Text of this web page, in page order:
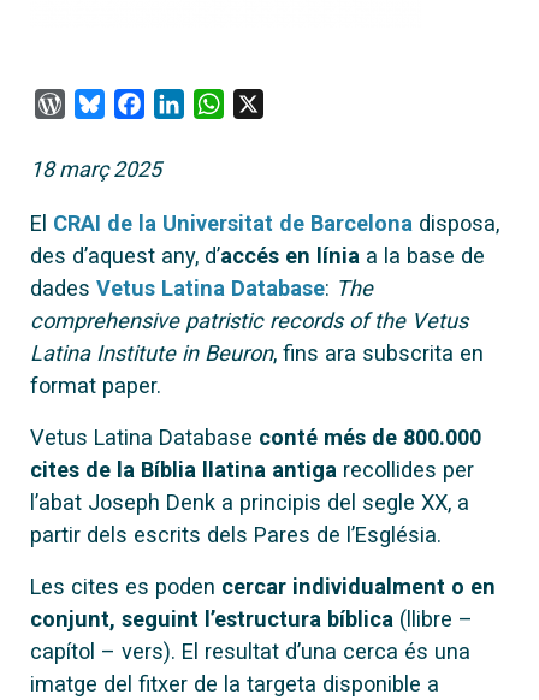
WordPress
BlueskyFacebook
LinkedInWhatsApp
18 març 2025
El CRAI de la Universitat de Barcelona disposa,
des d’aquest any, d’accés en línia a la base de
dades Vetus Latina Database: The
comprehensive patristic records of the Vetus
Latina Institute in Beuron, fins ara subscrita en
format paper.
Vetus Latina Database conté més de 800.000
cites de la Bíblia llatina antiga recollides per
l’abat Joseph Denk a principis del segle XX, a
partir dels escrits dels Pares de l’Església.
Les cites es poden cercar individualment o en
conjunt, seguint l’estructura bíblica (llibre –
capítol – vers). El resultat d’una cerca és una
imatge del fitxer de la targeta disponible a